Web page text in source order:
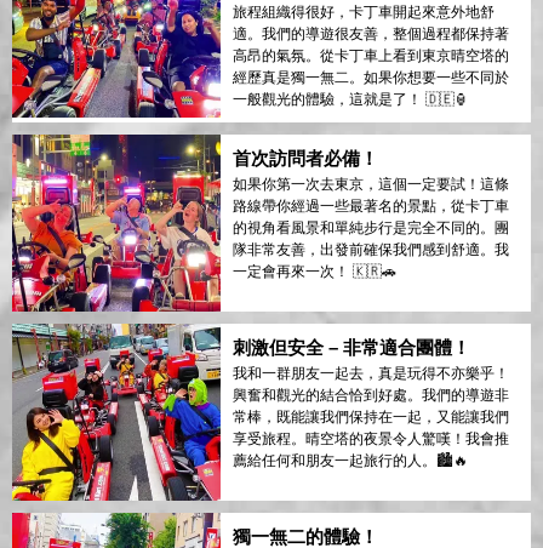
旅程組織得很好，卡丁車開起來意外地舒
適。我們的導遊很友善，整個過程都保持著
高昂的氣氛。從卡丁車上看到東京晴空塔的
經歷真是獨一無二。如果你想要一些不同於
一般觀光的體驗，這就是了！ 🇩🇪🏮
首次訪問者必備！
如果你第一次去東京，這個一定要試！這條
路線帶你經過一些最著名的景點，從卡丁車
的視角看風景和單純步行是完全不同的。團
隊非常友善，出發前確保我們感到舒適。我
一定會再來一次！ 🇰🇷🚗
刺激但安全 – 非常適合團體！
我和一群朋友一起去，真是玩得不亦樂乎！
興奮和觀光的結合恰到好處。我們的導遊非
常棒，既能讓我們保持在一起，又能讓我們
享受旅程。晴空塔的夜景令人驚嘆！我會推
薦給任何和朋友一起旅行的人。🏙️🔥
獨一無二的體驗！